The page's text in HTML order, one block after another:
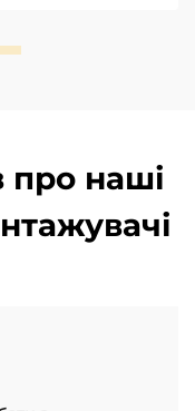
про наші